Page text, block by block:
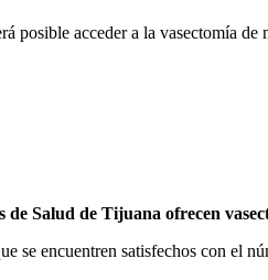
posible acceder a la vasectomía de
de Salud de Tijuana ofrecen
se encuentren satisfechos con el